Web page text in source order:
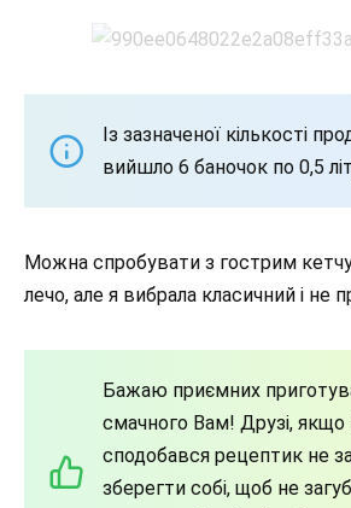
Із зазначеної кількості
вийшло 6 баночок по 0,5
Можна спробувати з гострим
лечо, але я вибрала класичний і не
Бажаю приємних
смачного Вам! Друзі,
сподобався рецептик не
зберегти собі, щоб не